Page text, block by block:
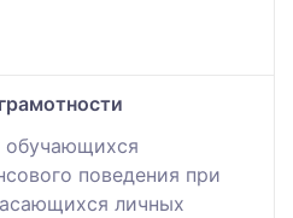
поведения при
личных